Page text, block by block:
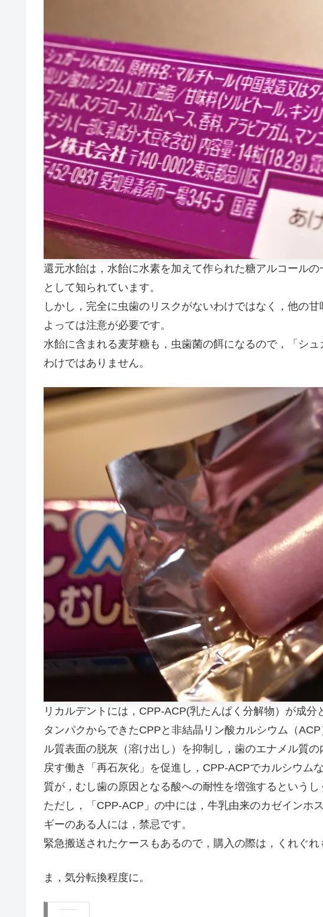
還元水飴は，水飴に水素を加えて作られた糖アルコール
として知られています。
しかし，完全に虫歯のリスクがないわけではなく，他の
よっては注意が必要です。
水飴に含まれる麦芽糖も，虫歯菌の餌になるので，「シ
わけではありません。
リカルデントには，CPP-ACP(乳たんぱく分解物）が成
タンパクからできたCPPと非結晶リン酸カルシウム（
ル質表面の脱灰（溶け出し）を抑制し，歯のエナメル質
戻す働き「再石灰化」を促進し，CPP-ACPでカルシウム
質が，むし歯の原因となる酸への耐性を増強するというし
ただし，「CPP-ACP」の中には，牛乳由来のカゼインホ
ギーのある人には，禁忌です。
緊急搬送されたケースもあるので，購入の際は，くれぐれ
ま，気分転換程度に。